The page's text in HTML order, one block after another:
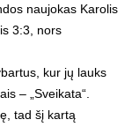
naujokas Karolis
3:3, nors
kur jų lauks
– „Sveikata“.
tad šį kartą